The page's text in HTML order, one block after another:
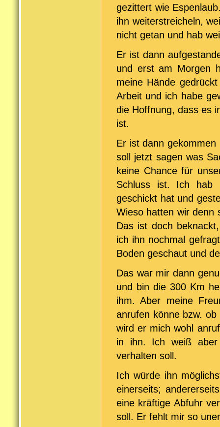
gezittert wie
ihn weiterstreicheln,
nicht getan und hab
Er ist dann
und erst am Morgen
meine Hände
Arbeit und ich habe
die Hoffnung, dass es
ist.
Er ist dann
soll jetzt sagen was
keine Chance für
Schluss ist. Ich hab
geschickt hat und
Wieso hatten wir denn
Das ist doch
ich ihn nochmal
Boden geschaut und
Das war mir dann
und bin die 300 Km
ihm. Aber meine
anrufen könne bzw.
wird er mich wohl
in ihn. Ich weiß
verhalten soll.
Ich würde ihn
einerseits;
eine kräftige Abfuhr
soll. Er fehlt mir so